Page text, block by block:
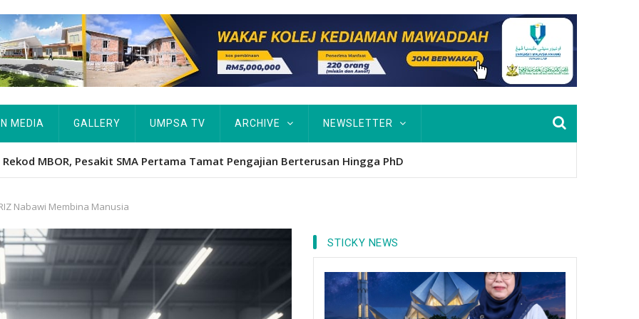
IN MEDIA GALLERY UMPSA TV ARCHIVE NEWSLETTER
academic excellence to PhD earns historic MBOR recognitio
Nabawi Membina Manusia
STICKY NEWS